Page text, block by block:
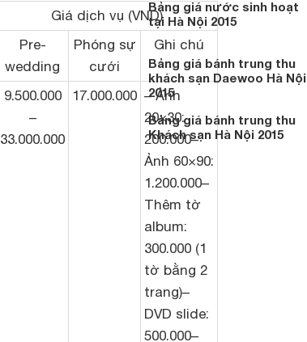
Giá dịch vụ (VND)
Pre-
wedding
Phóng sự
cưới
Ghi chú
9.500.000
–
33.000.000
17.000.000 – Ảnh
20×30:
200.000–
Ảnh 60×90:
1.200.000–
Thêm tờ
album:
300.000 (1
tờ bằng 2
trang)–
DVD slide:
500.000–
Bảng giá nước sinh hoạt
tại Hà Nội 2015
Bảng giá bánh trung thu
khách sạn Daewoo Hà Nội
2015
Bảng giá bánh trung thu
Khách sạn Hà Nội 2015